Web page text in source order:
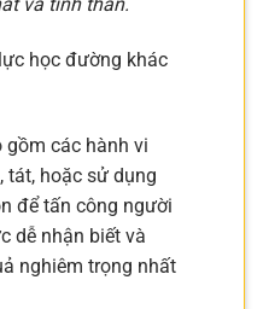
và tinh thần.
học đường khác
các hành vi
tát, hoặc sử dụng
để tấn công người
dễ nhận biết và
nghiêm trọng nhất